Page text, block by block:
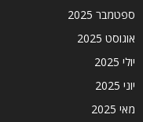
ספטמבר 2025
אוגוסט 2025
יולי 2025
יוני 2025
מאי 2025